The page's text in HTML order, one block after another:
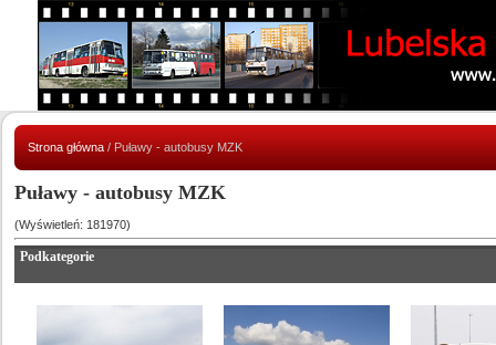
Strona główna / Puławy - autobusy MZK
Puławy - autobusy MZK
(Wyświetleń: 181970)
Podkategorie